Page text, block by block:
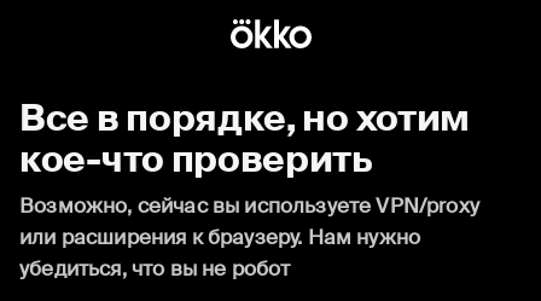
Все в порядке, но хотим
кое-что проверить
Возможно, сейчас вы используете VPN/proxy
или расширения к браузеру. Нам нужно
убедиться, что вы не робот